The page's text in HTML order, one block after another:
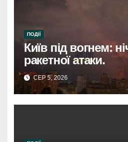
ПОДІЇ
Київ під вогнем:
ракетної атаки.
СЕР 5, 2026